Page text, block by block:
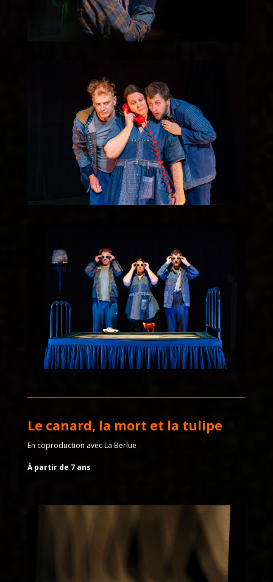
Le canard, la mort et la tulipe
En coproduction avec La Berlue
À partir de 7 ans